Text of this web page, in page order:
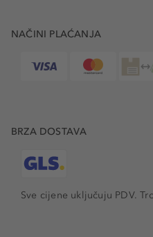
NAČINI PLAĆANJA
BRZA DOSTAVA
Sve cijene uključuju PDV.